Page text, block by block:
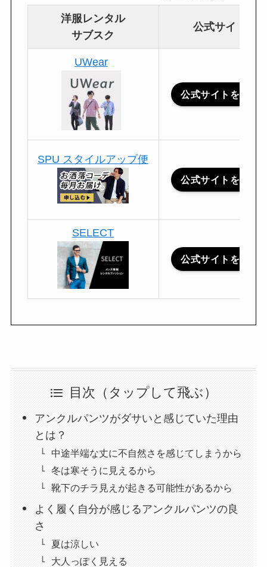
洋服レンタル
サブスク
公式サイト
UWear
公式サイトを見る
SPU スタイルアップ便
公式サイトを見る
SELECT
公式サイトを見る
目次（タップして飛ぶ）
アンクルパンツがダサいと感じていた理由
とは？
中途半端な丈に不自然さを感じてしまうから
冬は寒そうに見えるから
靴下のチラ見えが起きる可能性があるから
よく履く自分が感じるアンクルパンツの良
さ
夏は涼しい
大人っぽく見える